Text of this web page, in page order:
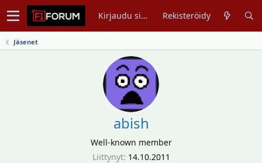
Kirjaudu sisään Rekisteröidy
Jäsenet
abish
Well-known member
Liittynyt 14.10.2011